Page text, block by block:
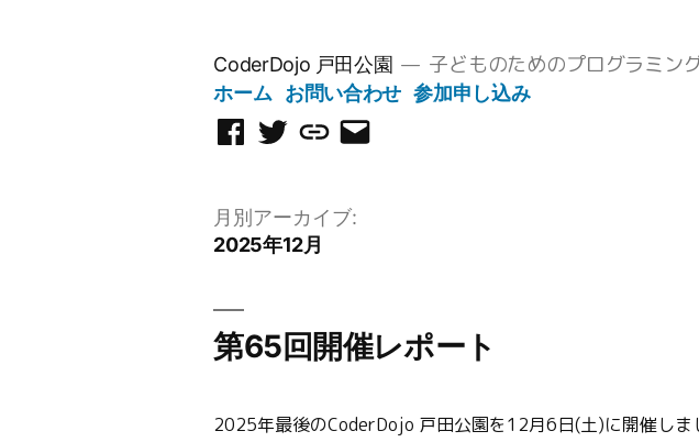
CoderDojo 戸田公園 子どものためのプログラミン
ホーム お問い合わせ 参加申し込み
Facebook
ジ
TwitterScratch
ジ
オ
メ
を
月別アーカイブ:
2025年12月
第65回開催レポート
2025年最後のCoderDojo 戸田公園を12月6日(土)に開催しま